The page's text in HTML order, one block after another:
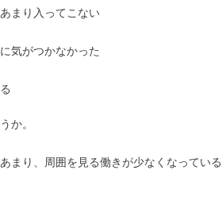
まり入ってこない
気がつかなかった
か。
まり、周囲を見る働きが少なくなっている